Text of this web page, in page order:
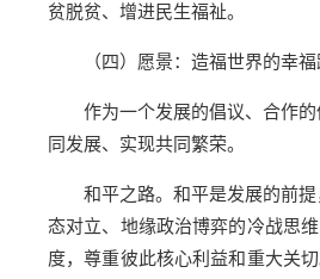
贫脱贫、增进民生福祉。
（四）愿景：造福世界的幸
作为一个发展的倡议、合作
同发展、实现共同繁荣。
和平之路。和平是发展的前
态对立、地缘政治博弈的冷战思
度，尊重彼此核心利益和重大关